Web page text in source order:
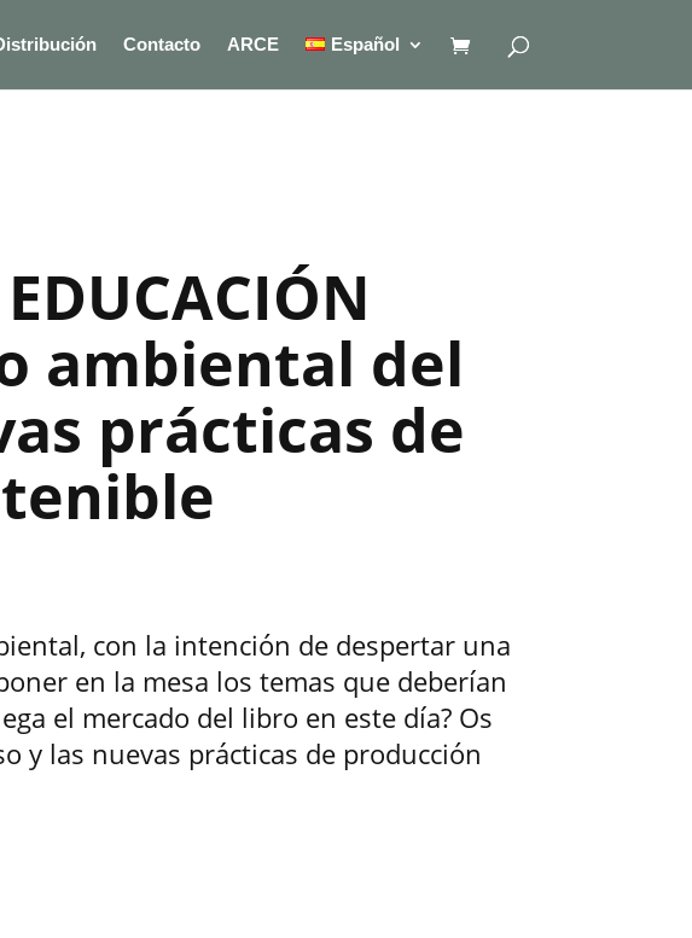
Contacto ARCE Español
ambiental del
prácticas de
con la intención de despertar una
en la mesa los temas que deberían
el mercado del libro en este día? Os
y las nuevas prácticas de producción